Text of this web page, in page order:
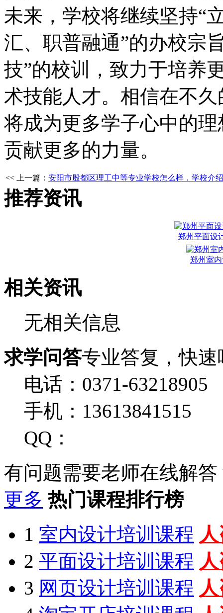
未来，学校将继续坚持“
汇、职普融通”的办校宗
技”的校训，致力于培养
术技能人才。相信在不
将成为更多学子心中的
贡献更多的力量。
<< 上一篇： 安阳市殷都区理工中等专业学校怎么样，学校介
推荐资讯
郑州平面设
郑州室
相关资讯
无相关信息
求学问答专业答复，快速
电话：0371-63218905
手机：13613841515
QQ：
有问题需要老师在线解答
更多 热门课程排行榜
1 室内设计培训课程
2 平面设计培训课程
3 网页设计培训课程